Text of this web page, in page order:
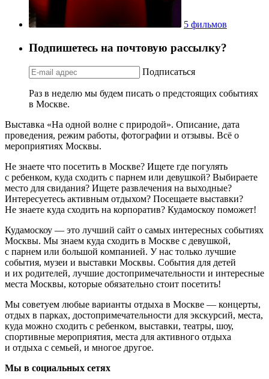
5 фильмов
Подпишетесь на почтовую рассылку?
Подписаться
Раз в неделю мы будем писать о предстоящих событиях
в Москве.
Выставка «На одной волне с природой». Описание, дата
проведения, режим работы, фотографии и отзывы. Всё о
мероприятиях Москвы.
Не знаете что посетить в Москве? Ищете где погулять
с ребенком, куда сходить с парнем или девушкой? Выбираете
место для свидания? Ищете развлечения на выходные?
Интересуетесь активным отдыхом? Посещаете выставки?
Не знаете куда сходить на корпоратив? Кудамоскоу поможет!
Кудамоскоу — это лучший сайт о самых интересных событиях
Москвы. Мы знаем куда сходить в Москве с девушкой,
с парнем или большой компанией. У нас только лучшие
события, музеи и выставки Москвы. События для детей
и их родителей, лучшие достопримечательности и интересные
места Москвы, которые обязательно стоит посетить!
Мы советуем любые варианты отдыха в Москве — концерты,
отдых в парках, достопримечательности для экскурсий, места,
куда можно сходить с ребенком, выставки, театры, шоу,
спортивные мероприятия, места для активного отдыха
и отдыха с семьей, и многое другое.
Мы в социальных сетях